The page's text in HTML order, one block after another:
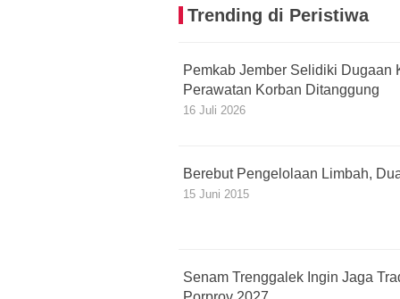
Trending di Peristiwa
Pemkab Jember Selidiki Dugaan
Perawatan Korban Ditanggung
16 Juli 2026
Berebut Pengelolaan Limbah,
15 Juni 2015
Senam Trenggalek Ingin Jaga